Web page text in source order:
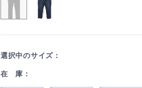
選択中のサイズ：
在 庫：